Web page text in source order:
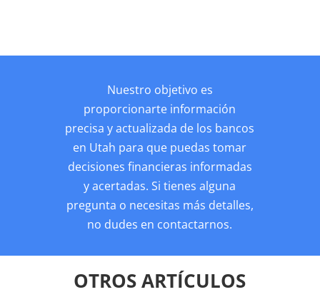
Nuestro objetivo es
proporcionarte información
precisa y actualizada de los bancos
en Utah para que puedas tomar
decisiones financieras informadas
y acertadas. Si tienes alguna
pregunta o necesitas más detalles,
no dudes en contactarnos.
OTROS ARTÍCULOS